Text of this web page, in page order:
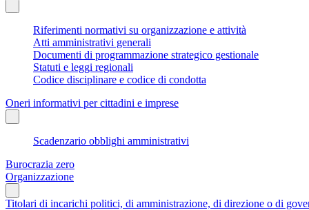
Riferimenti normativi su organizzazione e attività
Atti amministrativi generali
Documenti di programmazione strategico gestionale
Statuti e leggi regionali
Codice disciplinare e codice di condotta
Oneri informativi per cittadini e imprese
Scadenzario obblighi amministrativi
Burocrazia zero
Organizzazione
Titolari di incarichi politici, di amministrazione, di direzione o di